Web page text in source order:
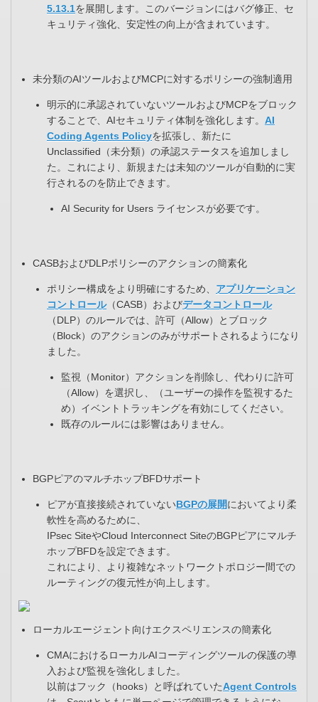
5.13.1を展開します。このバージョンにはバグ修正、セ
キュリティ強化、安定性の向上が含まれています。​
未分類のAIツールおよびMCPに対するポリシーの強制適用​
明示的に承認されていないツールおよびMCPをブロック
することで、AIセキュリティ体制を強化します。 AI
Coding Agents Policyを拡張し、新たに
Unclassified（未分類）の承認ステータスを追加しまし
た。これにより、新規または未知のツールが自動的に実
行されるのを防止できます。​
AI Security for Users ライセンスが必要です。
CASBおよびDLPポリシーのアクションの簡素化​
ポリシー構成をより明確にするため、 アプリケーション
コントロール（CASB）およびデータコントロール
（DLP）のルールでは、許可（Allow）とブロック
（Block）のアクションのみがサポートされるようになり
ました。
監視（Monitor）アクションを削除し、代わりに許可
（Allow）を選択し、（ユーザーの操作を監視するた
め）イベントトラッキングを有効にしてください。​
既存のルールには影響はありません。
BGPピアのマルチホップBFDサポート​
ピアが直接接続されていないBGPの展開においてより柔
軟性を高めるために、​
IPsec SiteやCloud Interconnect SiteのBGPピアにマルチ
ホップBFDを設定できます。​
これにより、より複雑なネットワークトポロジー間での
ルーティングの復元性が向上します。
ローカルエージェント向けエクスペリエンスの簡素化​
CMAにおけるローカルAIコーディングツールの保護の導
入および監視を強化しました。​
以前はフック（hooks）と呼ばれていたAgent Controls